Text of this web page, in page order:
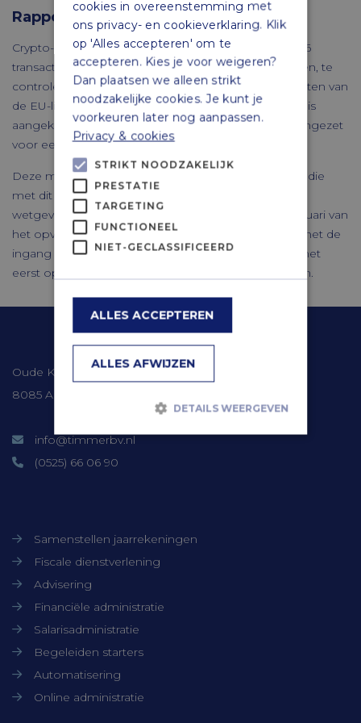
Rapportageplicht
Crypto-aanbieders zijn verplicht om per 1 januari 2026
transactiegegevens van hun gebruikers te verzamelen, te
controleren en te rapporteren aan de belastingdiensten van
de EU-lidstaten. Dit betreft transacties waarbij crypto is
aangekocht met geld, maar ook wanneer crypto is ingezet
voor een aankoop.
Deze maatregelen volgen uit een Europese richtlijn, die
met dit wetsvoorstel wordt omgezet in Nederlandse
wetgeving. Crypto-aanbieders moeten uiterlijk 31 januari van
het opvolgende jaar rapporteren. Dit betekent dat, met de
ingang van het wetsvoorstel op 1 januari 2026, voor het
eerst op 31 januari 2027 gerapporteerd moet worden.
Oude Kerkweg 41
8085 AM Doornspijk
info@timmerbv.nl
(0525) 66 06 90
Samenstellen jaarrekeningen
Fiscale dienstverlening
Advisering
Financiële administratie
Salarisadministratie
Begeleiden starters
Automatisering
Online administratie
cookies in overeenstemming met
ons privacy- en cookieverklaring. Klik
op 'Alles accepteren' om te
accepteren. Kies je voor weigeren?
Dan plaatsen we alleen strikt
noodzakelijke cookies. Je kunt je
voorkeuren later nog aanpassen.
Privacy & cookies
STRIKT NOODZAKELIJK
PRESTATIE
TARGETING
FUNCTIONEEL
NIET-GECLASSIFICEERD
ALLES ACCEPTEREN
ALLES AFWIJZEN
DETAILS WEERGEVEN
Strikt noodzakelijk
Strikt noodzakelijke cookies maken de
kernfunctionaliteiten van de website
mogelijk, zoals gebruikersaanmelding en
worden gebruikt zonder de strikt
noodzakelijke cookies.
Naam